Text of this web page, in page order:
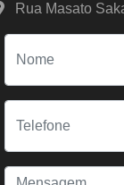
Rua Masato